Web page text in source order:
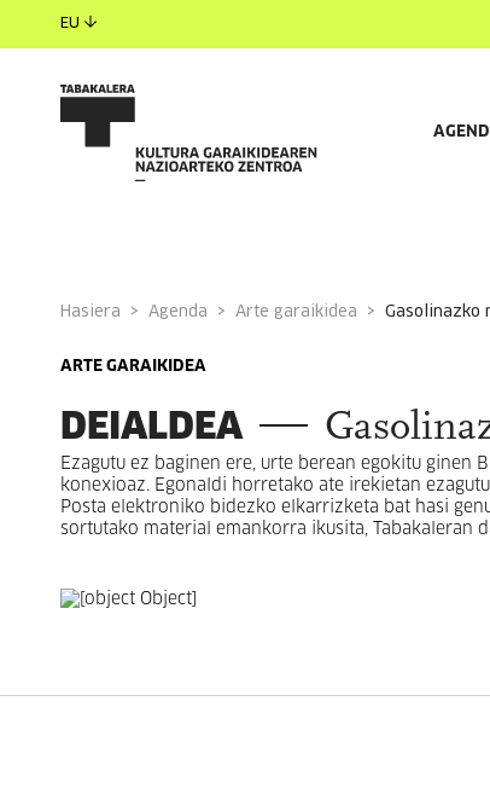
EU
Hasiera Agenda Arte garaikidea gasolinazko
ARTE GARAIKIDEA
DEIALDEA
Ezagutu ez baginen ere, urte berean egokitu
konexioaz. Egonaldi horretako ate irekietan
Posta elektroniko bidezko elkarrizketa bat hasi
sortutako material emankorra ikusita, Tabakaleran